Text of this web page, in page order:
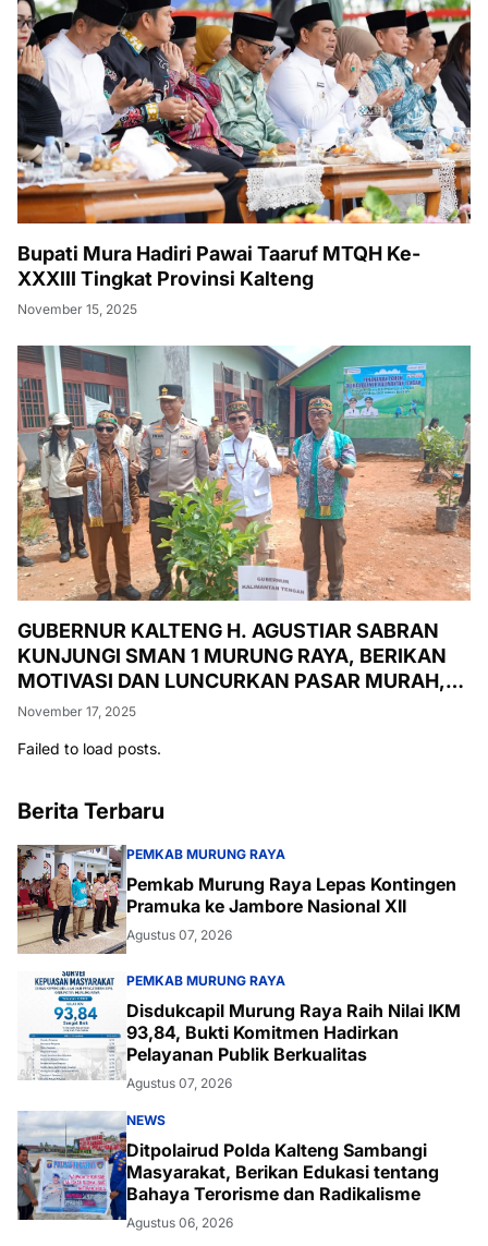
Bupati Mura Hadiri Pawai Taaruf MTQH Ke-
XXXIII Tingkat Provinsi Kalteng
November 15, 2025
GUBERNUR KALTENG H. AGUSTIAR SABRAN
KUNJUNGI SMAN 1 MURUNG RAYA, BERIKAN
MOTIVASI DAN LUNCURKAN PASAR MURAH,
PENANAMAN POHON, DAN PEMERIKSAAN
November 17, 2025
Failed to load posts.
Berita Terbaru
PEMKAB MURUNG RAYA
Pemkab Murung Raya Lepas Kontingen
Pramuka ke Jambore Nasional XII
Agustus 07, 2026
PEMKAB MURUNG RAYA
Disdukcapil Murung Raya Raih Nilai IKM
93,84, Bukti Komitmen Hadirkan
Pelayanan Publik Berkualitas
Agustus 07, 2026
NEWS
Ditpolairud Polda Kalteng Sambangi
Masyarakat, Berikan Edukasi tentang
Bahaya Terorisme dan Radikalisme
Agustus 06, 2026